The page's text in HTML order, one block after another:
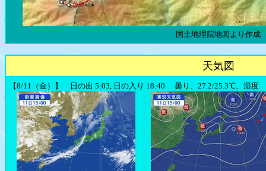
国土地理院地図より作成
天気図
【8/11（金）】 日の出 5:03, 日の入り 18:40 曇り、27.2/25.3℃、湿度